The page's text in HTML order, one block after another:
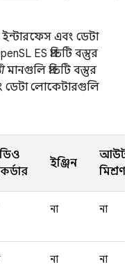
ইন্টারফেস এবং ডেটা
ES প্রতিটি বস্তুর
মানগুলি প্রতিটি বস্তুর
ডেটা লোকেটারগুলি
ইঞ্জিন
মিশ্রণ
না না
না না